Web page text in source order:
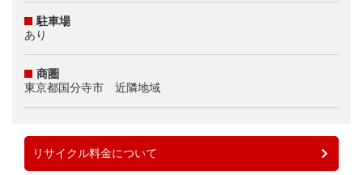
駐車場
あり
商圏
東京都国分寺市 近隣地域
リサイクル料金について